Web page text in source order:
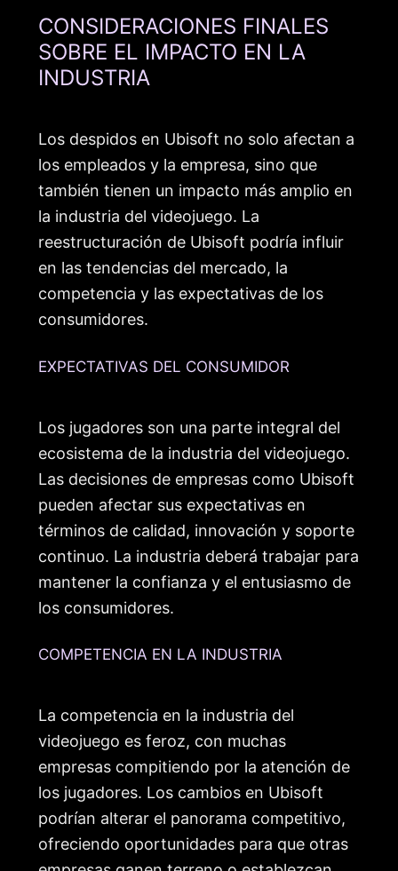
CONSIDERACIONES FINALES
SOBRE EL IMPACTO EN LA
INDUSTRIA
Los despidos en Ubisoft no solo afectan a
los empleados y la empresa, sino que
también tienen un impacto más amplio en
la industria del videojuego. La
reestructuración de Ubisoft podría influir
en las tendencias del mercado, la
competencia y las expectativas de los
consumidores.
EXPECTATIVAS DEL CONSUMIDOR
Los jugadores son una parte integral del
ecosistema de la industria del videojuego.
Las decisiones de empresas como Ubisoft
pueden afectar sus expectativas en
términos de calidad, innovación y soporte
continuo. La industria deberá trabajar para
mantener la confianza y el entusiasmo de
los consumidores.
COMPETENCIA EN LA INDUSTRIA
La competencia en la industria del
videojuego es feroz, con muchas
empresas compitiendo por la atención de
los jugadores. Los cambios en Ubisoft
podrían alterar el panorama competitivo,
ofreciendo oportunidades para que otras